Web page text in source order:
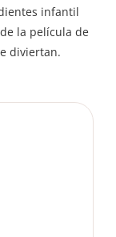
infantil
la película de
diviertan.